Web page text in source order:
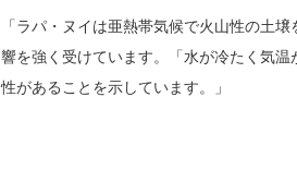
「ラパ・ヌイは亜熱帯気候で火山性の土
響を強く受けています。「水が冷たく気
性があることを示しています。」